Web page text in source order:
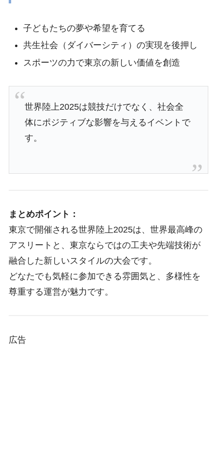
子どもたちの夢や希望を育てる
共生社会（ダイバーシティ）の実現を後押し
スポーツの力で東京の新しい価値を創造
世界陸上2025は競技だけでなく、社会全
体にポジティブな影響を与えるイベントで
す。
まとめポイント：
東京で開催される世界陸上2025は、世界最高峰の
アスリートと、東京ならではの工夫や先端技術が
融合した新しいスタイルの大会です。
どなたでも気軽に参加できる雰囲気と、多様性を
尊重する運営が魅力です。
広告